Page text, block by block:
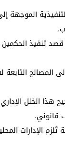
تنفيذ
المصالح
هذا الخلل
قانوني.
الإدارات